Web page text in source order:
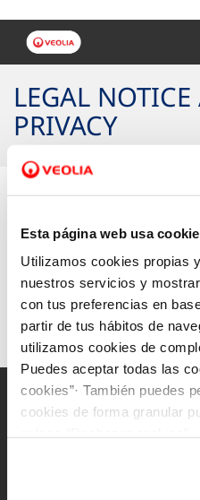
Esta página web usa
Utilizamos cookies propias
nuestros servicios y
con tus preferencias en
partir de tus hábitos de
utilizamos cookies de
Puedes aceptar todas las
cookies”· También puedes
cookies de forma granular
son indispensables para
LEGAL
PRIVACY
Website privacy policy